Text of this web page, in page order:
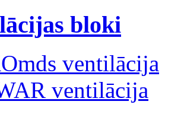
bloki
ventilācija
ventilācija